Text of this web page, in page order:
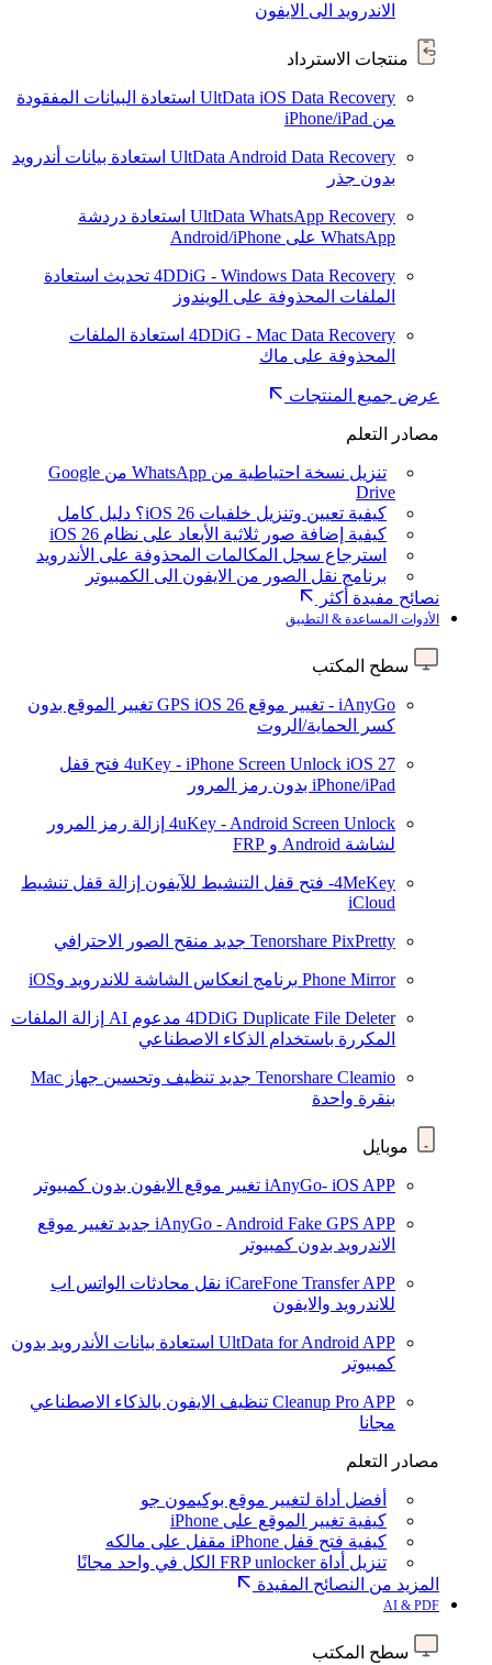
الاندرويد الى الايفون
منتجات الاسترداد
UltData iOS Data Recovery استعادة البيانات المفقودة
من iPhone/iPad
UltData Android Data Recovery استعادة بيانات أندرويد
بدون جذر
UltData WhatsApp Recovery استعادة دردشة
WhatsApp على Android/iPhone
4DDiG - Windows Data Recovery تحديث استعادة
الملفات المحذوفة على الويندوز
4DDiG - Mac Data Recovery استعادة الملفات
المحذوفة على ماك
عرض جميع المنتجات
مصادر التعلم
تنزيل نسخة احتياطية من WhatsApp من Google
Drive
كيفية تعيين وتنزيل خلفيات iOS 26؟ دليل كامل
كيفية إضافة صور ثلاثية الأبعاد على نظام iOS 26
استرجاع سجل المكالمات المحذوفة على الأندرويد
برنامج نقل الصور من الايفون الى الكمبيوتر
نصائح مفيدة أكثر
الأدوات المساعدة & التطبيق
سطح المكتب
iAnyGo - تغيير موقع GPS iOS 26
تغيير الموقع بدون
كسر الحماية/الروت
4uKey - iPhone Screen Unlock iOS 27
فتح قفل
iPhone/iPad بدون رمز المرور
4uKey - Android Screen Unlock إزالة رمز المرور
لشاشة Android و FRP
4MeKey- فتح قفل التنشيط للآيفون
إزالة قفل تنشيط
iCloud
Tenorshare PixPretty جديد منقح الصور الاحترافي
Phone Mirror برنامج انعكاس الشاشة للاندرويد وiOS
4DDiG Duplicate File Deleter مدعوم AI
إزالة الملفات
المكررة باستخدام الذكاء الاصطناعي
Tenorshare Cleamio جديد
تنظيف وتحسين جهاز Mac
بنقرة واحدة
موبايل
iAnyGo- iOS APP تغيير موقع الايفون بدون كمبيوتر
iAnyGo - Android Fake GPS APP جديد تغيير موقع
الاندرويد بدون كمبيوتر
iCareFone Transfer APP نقل محادثات الواتس اب
للاندرويد والايفون
UltData for Android APP استعادة بيانات الأندرويد بدون
كمبيوتر
Cleanup Pro APP تنظيف الايفون بالذكاء الاصطناعي
مجانا
مصادر التعلم
أفضل أداة لتغيير موقع بوكيمون جو
كيفية تغيير الموقع على iPhone
كيفية فتح قفل iPhone مقفل على مالكه
تنزيل أداة FRP unlocker الكل في واحد مجانًا
المزيد من النصائح المفيدة
AI & PDF
سطح المكتب